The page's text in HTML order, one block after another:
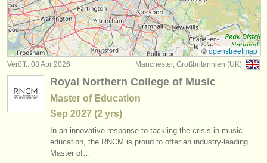
instrumentenverkauf
gestohlene instrumente
verzeichnisse:
orchester
musikhochschulen
jugendorchester
kurse: baroque viola (2)
degree courses: bratsche (11)
wettbewerb bratsche
kleinanzeigen bratsche (28)
bratsche verloren (44)
©openstreetmap
Manchester, Großbritannien (UK)
Veröff.: 08 Apr 2026
Royal Northern College of Music
Master of Education
Sep 2027 (2 yrs)
In an innovative response to tackling the crisis in music
education, the RNCM is proud to offer an industry-leading
Master of…